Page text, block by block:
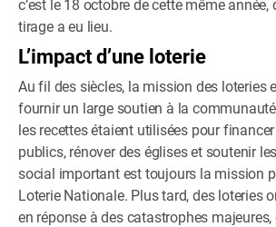
tirage a eu lieu.
L’impact d’une loterie
Au fil des siècles, la mission des loteries
fournir un large soutien à la
les recettes étaient utilisées pour
publics, rénover des églises et soutenir
social important est toujours la mission
Loterie Nationale. Plus tard, des loteries
en réponse à des catastrophes